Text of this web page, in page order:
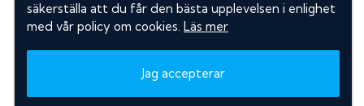
säkerställa att du får den bästa upplevelsen i enlighet
med vår policy om cookies. Läs mer
Jag accepterar